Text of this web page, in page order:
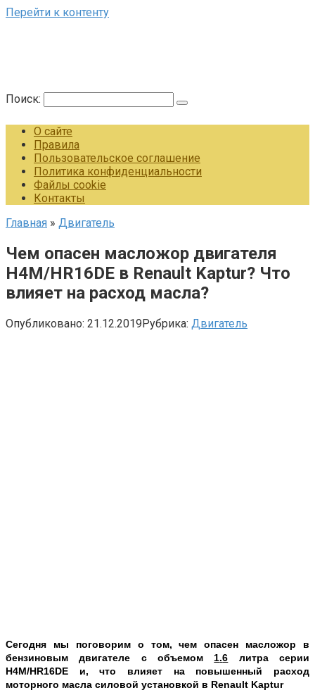
Перейти к контенту
Поиск:
О сайте
Правила
Пользовательское соглашение
Политика конфиденциальности
Файлы cookie
Контакты
Главная » Двигатель
Чем опасен масложор двигателя
H4M/HR16DE в Renault Kaptur? Что
влияет на расход масла?
Опубликовано: 21.12.2019Рубрика: Двигатель
Сегодня мы поговорим о том,чем опасен масложор в
бензиновым двигателе с объемом 1.6 литра серии
H4M/HR16DE и, что влияет на повышенный расход
моторного масла силовой установкой в Renault Kaptur